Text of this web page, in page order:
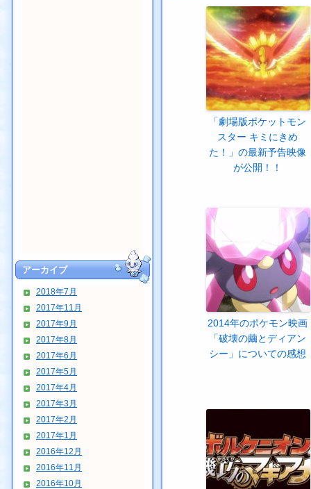
アーカイブ
2018年7月
2017年11月
2017年9月
2017年8月
2017年6月
2017年5月
2017年4月
2017年3月
2017年2月
2017年1月
2016年12月
2016年11月
2016年10月
「劇場版ポケットモン
スター キミにきめ
た！」の最新予告映像
が公開！！
2014年のポケモン映画
「破壊の繭とディアン
シー」についての感想